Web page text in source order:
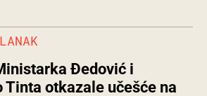
Đedović i
otkazale učešće na